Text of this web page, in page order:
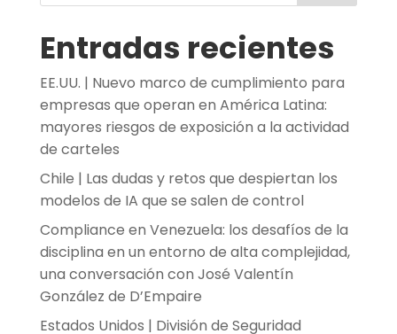
Entradas recientes
EE.UU. | Nuevo marco de cumplimiento para
empresas que operan en América Latina:
mayores riesgos de exposición a la actividad
de carteles
Chile | Las dudas y retos que despiertan los
modelos de IA que se salen de control
Compliance en Venezuela: los desafíos de la
disciplina en un entorno de alta complejidad,
una conversación con José Valentín
González de D’Empaire
Estados Unidos | División de Seguridad